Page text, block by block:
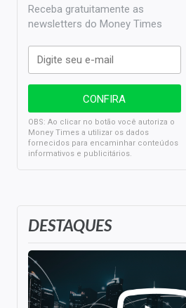
DESTAQUES
Receba gratuitamente as
newsletters do Money Times
OBS: Ao clicar no botão você autoriza o
Money Times a utilizar os dados
fornecidos para encaminhar conteúdos
informativos e publicitários.